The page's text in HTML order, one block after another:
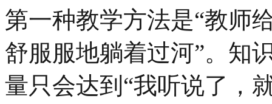
第一种教学方法是“教师
舒服服地躺着过河”。知
量只会达到“我听说了，